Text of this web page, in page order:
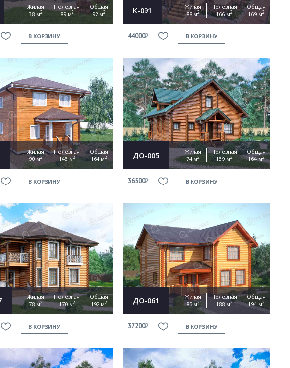
Жилая
38 м2
Полезная
89 м2
Общая
92 м2
В КОРЗИНУ
К-091
Жилая
88 м2
Полезная
166 м2
Общая
169 м2
44000₽ В КОРЗИНУ
Жилая
90 м2
Полезная
143 м2
Общая
164 м2
В КОРЗИНУ
ДО-005
Жилая
74 м2
Полезная
139 м2
Общая
164 м2
36500₽ В КОРЗИНУ
Жилая
78 м2
Полезная
170 м2
Общая
192 м2
В КОРЗИНУ
ДО-061
Жилая
85 м2
Полезная
188 м2
Общая
194 м2
37200₽ В КОРЗИНУ
andTerms of Service
ЗАКАЗ